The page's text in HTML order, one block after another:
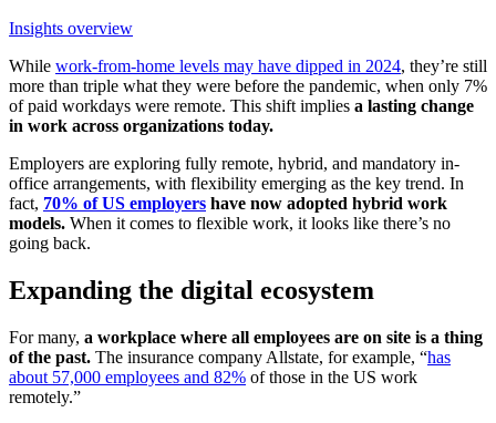
Insights overview
While work-from-home levels may have dipped in 2024, they’re still
more than triple what they were before the pandemic, when only 7%
of paid workdays were remote. This shift implies a lasting change
in work across organizations today.
Employers are exploring fully remote, hybrid, and mandatory in-
office arrangements, with flexibility emerging as the key trend. In
fact, 70% of US employers have now adopted hybrid work
models. When it comes to flexible work, it looks like there’s no
going back.
Expanding the digital ecosystem
For many, a workplace where all employees are on site is a thing
of the past. The insurance company Allstate, for example, “has
about 57,000 employees and 82% of those in the US work
remotely.”